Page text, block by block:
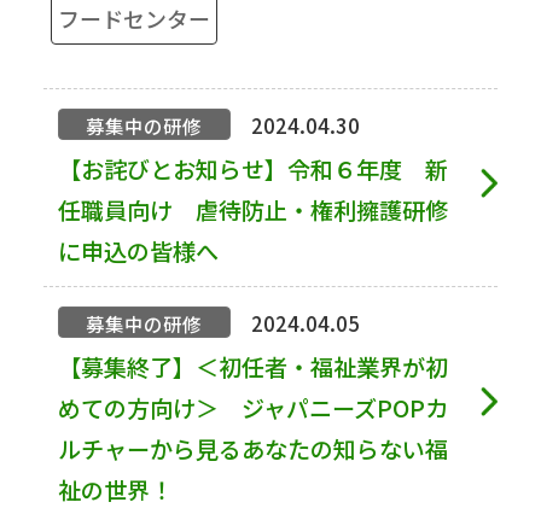
フードセンター
募集中の研修 2024.04.30
【お詫びとお知らせ】令和６年度 新
任職員向け 虐待防止・権利擁護研修
に申込の皆様へ
募集中の研修 2024.04.05
【募集終了】＜初任者・福祉業界が初
めての方向け＞ ジャパニーズPOPカ
ルチャーから見るあなたの知らない福
祉の世界！